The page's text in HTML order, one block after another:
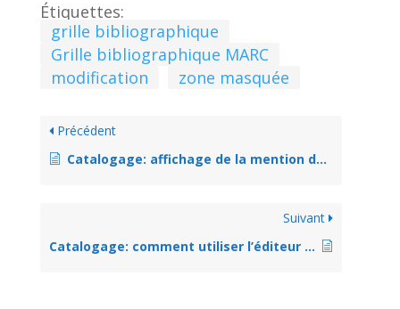
Étiquettes:
grille bibliographique
Grille bibliographique MARC
modification
zone masquée
Précédent
Catalogage: affichage de la mention de collection – zone 490
Suivant
Catalogage: comment utiliser l’éditeur avancé